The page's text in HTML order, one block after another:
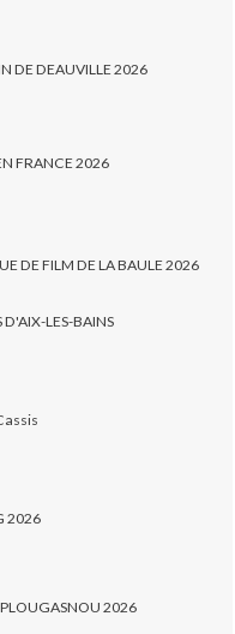
DE DEAUVILLE 2026
FRANCE 2026
DE FILM DE LA BAULE 2026
D'AIX-LES-BAINS
2026
PLOUGASNOU 2026